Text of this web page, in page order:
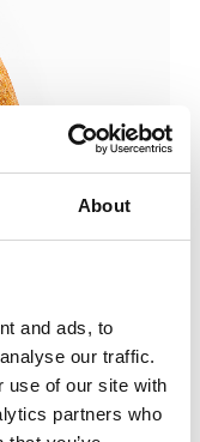
About
and ads, to
our traffic.
use of our site with
partners who